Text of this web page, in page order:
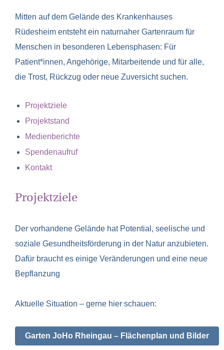
Mitten auf dem Gelände des Krankenhauses
Rüdesheim entsteht ein naturnaher Gartenraum für
Menschen in besonderen Lebensphasen: Für
Patient*innen, Angehörige, Mitarbeitende und für alle,
die Trost, Rückzug oder neue Zuversicht suchen.
Projektziele
Projektstand
Medienberichte
Spendenaufruf
Kontakt
Projektziele
Der vorhandene Gelände hat Potential, seelische und
soziale Gesundheitsförderung in der Natur anzubieten.
Dafür braucht es einige Veränderungen und eine neue
Bepflanzung
Aktuelle Situation – gerne hier schauen:
Garten JoHo Rheingau – Flächenplan und Bilder